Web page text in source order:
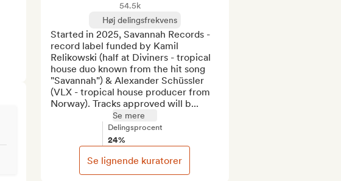
54.5k
Høj delingsfrekvens
Started in 2025, Savannah Records -
record label funded by Kamil
Relikowski (half at Diviners - tropical
house duo known from the hit song
"Savannah") & Alexander Schüssler
(VLX - tropical house producer from
Norway). Tracks approved will b...
Se mere
Delingsprocent
24%
Se lignende kuratorer